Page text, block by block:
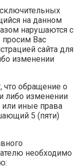
на данном
нарушаются с
просим Вас
сайта для
изменении
что обращение о
либо изменении
иные права
5 (пяти)
необходимо